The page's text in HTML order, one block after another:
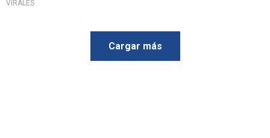
VIRALES
Cargar más